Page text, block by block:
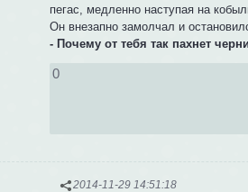
пегас, медленно наступая на
Он внезапно замолчал и
- Почему от тебя так пахнет
0
2014-11-29 14:51:18